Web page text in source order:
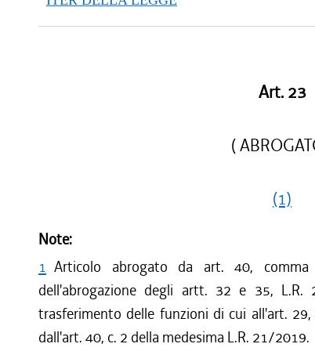
Art. 23
(
(1)
Note:
1 Articolo abrogato da art. 40,
dell'abrogazione degli artt. 32 e 35,
trasferimento delle funzioni di cui all'art.
dall'art. 40, c. 2 della medesima L.R. 21/2019.